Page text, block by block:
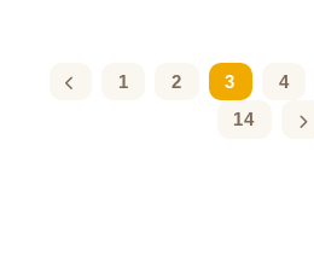
1 2 3 4
14